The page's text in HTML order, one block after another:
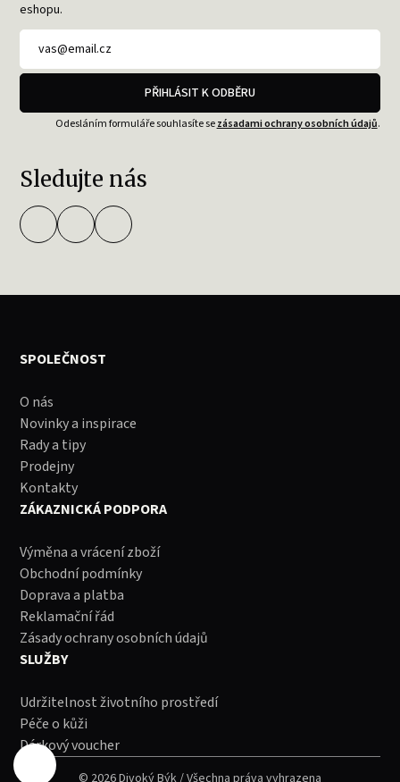
eshopu.
PŘIHLÁSIT K ODBĚRU
Odesláním formuláře souhlasíte sezásadami ochrany osobních údajů.
Sledujte nás
SPOLEČNOST
O nás
Novinky a inspirace
Rady a tipy
Prodejny
Kontakty
ZÁKAZNICKÁ PODPORA
Výměna a vrácení zboží
Obchodní podmínky
Doprava a platba
Reklamační řád
Zásady ochrany osobních údajů
SLUŽBY
Udržitelnost životního prostředí
Péče o kůži
Dárkový voucher
© 2026 Divoký Býk / Všechna práva vyhrazena